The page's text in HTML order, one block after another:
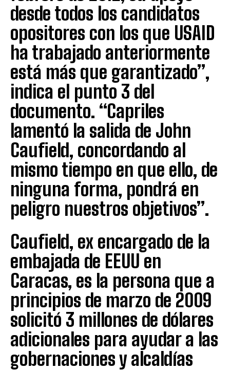
desde todos los candidatos
opositores con los que USAID
ha trabajado anteriormente
está más que garantizado”,
indica el punto 3 del
documento. “Capriles
lamentó la salida de John
Caufield, concordando al
mismo tiempo en que ello, de
ninguna forma, pondrá en
peligro nuestros objetivos”.
Caufield, ex encargado de la
embajada de EEUU en
Caracas, es la persona que a
principios de marzo de 2009
solicitó 3 millones de dólares
adicionales para ayudar a las
gobernaciones y alcaldías